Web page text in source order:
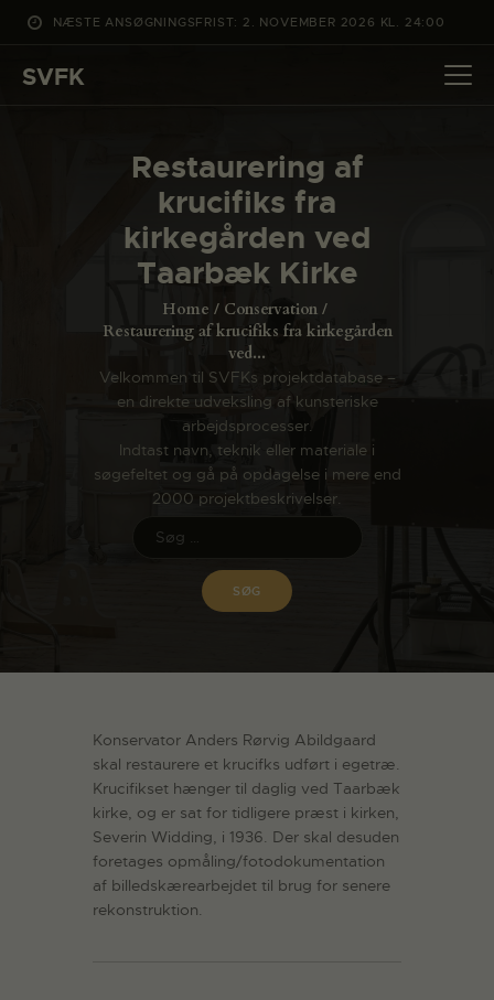
NÆSTE ANSØGNINGSFRIST: 2. NOVEMBER 2026 KL. 24:00
SVFK
Restaurering af
krucifiks fra
kirkegården ved
Taarbæk Kirke
Home
Conservation
Restaurering af krucifiks fra kirkegården
ved...
Velkommen til SVFKs projektdatabase –
en direkte udveksling af kunsteriske
arbejdsprocesser.
Indtast navn, teknik eller materiale i
søgefeltet og gå på opdagelse i mere end
2000 projektbeskrivelser.
DET SKER
PROJEKTER
CHANNEL
ANSØG
ENGLISH
Konservator Anders Rørvig Abildgaard
skal restaurere et krucifks udført i egetræ.
Krucifikset hænger til daglig ved Taarbæk
kirke, og er sat for tidligere præst i kirken,
Severin Widding, i 1936. Der skal desuden
foretages opmåling/fotodokumentation
af billedskærearbejdet til brug for senere
rekonstruktion.